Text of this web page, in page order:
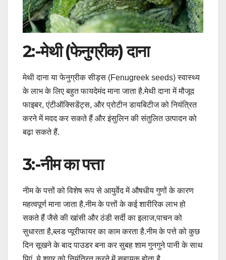
2:-मेथी (फेनुग्रीक) दाना
मेथी दाना या फेनुग्रीक सीड्स (Fenugreek seeds) स्वास्थ्य
के लाभ के लिए बहुत फायदेमंद माना जाता है.मेथी दाना में मौजूद
फाइबर, एंटीऑक्सिडेंट्स, और प्रोटीन डायबिटीज को नियंत्रित
करने में मदद कर सकते हैं और इंसुलिन की संतुलित उत्पादन को
बढ़ा सकते हैं.
3:-नीम का पत्ता
नीम के पत्तों को विशेष रूप से आयुर्वेद में औषधीय गुणों के कारण
महत्वपूर्ण माना जाता है.नीम के पत्तों के कई शारीरिक लाभ हो
सकते हैं जैसे की खांसी और ठंडी सर्दी का इलाज,पाचन को
सुधारता है,ब्लड प्यूरीफायर का काम करता है.नीम के पत्ते को कुछ
दिन सूखने के बाद पाउडर बना कर सुबह शाम गुनगुने पानी के साथ